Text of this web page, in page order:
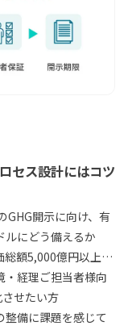
セス設計にはコツ
GHG開示に向け、有
ルにどう備えるか
総額5,000億円以上の
・経理ご担当者様向
せたい方
備に課題を感じて